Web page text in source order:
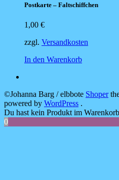
Postkarte – Faltschiffchen
1,00 €
zzgl. Versandkosten
In den Warenkorb
©Johanna Barg / elbbote Shoper
powered by WordPress .
Du hast kein Produkt im
0